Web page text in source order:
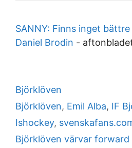
SANNY: Finns inget
Daniel Brodin -
Categories
Björklöven
Tags
Björklöven, Emil Alba, IF
Ishockey,
Björklöven värvar forward